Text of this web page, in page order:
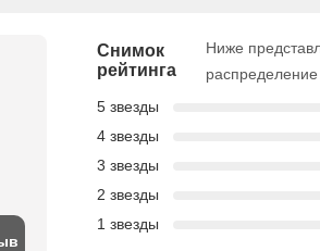
Снимок
рейтинга
Ниже
5 звезды
4 звезды
3 звезды
2 звезды
1 звезды